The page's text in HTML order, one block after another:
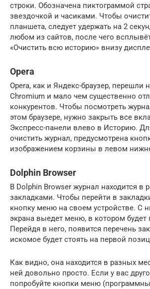
строки. Обозначена пиктограммой
звездочкой и часиками. Чтобы
планшета, следует удержать на 2
любом из сайтов, после чего
«Очистить всю историю» внизу
Opera
Opera, как и Яндекс-браузер, перешли
Chromium и мало чем существенно
конкурентов. Чтобы посмотреть
этом браузере, нужно закрыть все
Экспресс-панели влево в Историю.
очистить журнал, предусмотрена
изображением корзины в левом
Dolphin Browser
В Dolphin Browser журнал находится в
закладками. Чтобы перейти в
кнопку меню на своем устройстве. С
экрана выедет меню, в котором будет
Перейдя в него, появится перечень
искомое будет стоять на первой
Как видно, она находится в разных
ней довольно просто. Если у вас
попробуйте кнопки меню